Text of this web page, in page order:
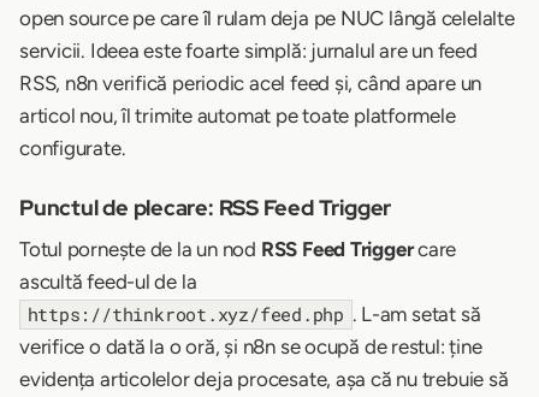
open source pe care îl rulam deja pe NUC lângă celelalte
servicii. Ideea este foarte simplă: jurnalul are un feed
RSS, n8n verifică periodic acel feed și, când apare un
articol nou, îl trimite automat pe toate platformele
configurate.
Punctul de plecare: RSS Feed Trigger
Totul pornește de la un nod RSS Feed Triggercare
ascultă feed-ul de la
https://thinkroot.xyz/feed.php . L-am setat să
verifice o dată la o oră, și n8n se ocupă de restul: ține
evidența articolelor deja procesate, așa că nu trebuie să